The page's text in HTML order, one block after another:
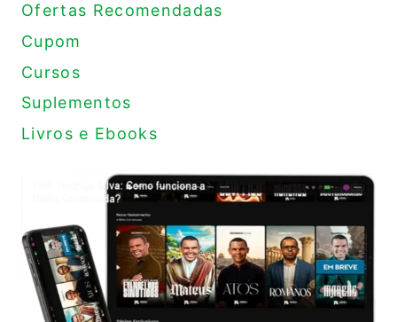
Ofertas Recomendadas
Cupom
Cursos
Suplementos
Livros e Ebooks